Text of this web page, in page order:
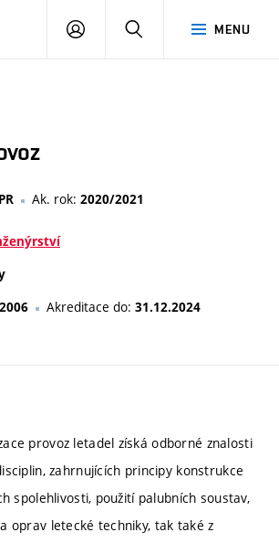
MENU
PŘIHLÁSIT
Ak. rok: 2020/2021
Akreditace do: 31.12.2024
provoz letadel získá odborné znalosti
zahrnujících principy konstrukce
spolehlivosti, použití palubních soustav,
oprav letecké techniky, tak také z